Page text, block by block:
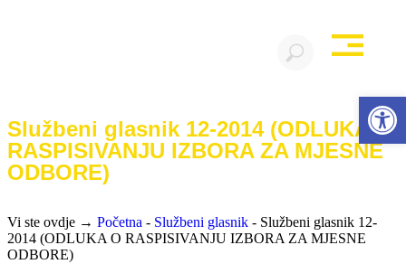
Službeni glasnik 12-2014 (ODLUKA O
RASPISIVANJU IZBORA ZA MJESNE
ODBORE)
Vi ste ovdje → Početna - Službeni glasnik - Službeni glasnik 12-
2014 (ODLUKA O RASPISIVANJU IZBORA ZA MJESNE
ODBORE)